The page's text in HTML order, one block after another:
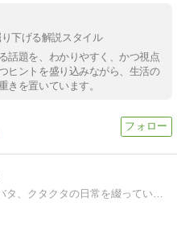
下げる解説スタイル
話題を、わかりやすく、かつ視点
ヒントを盛り込みながら、生活の
きを置いています。